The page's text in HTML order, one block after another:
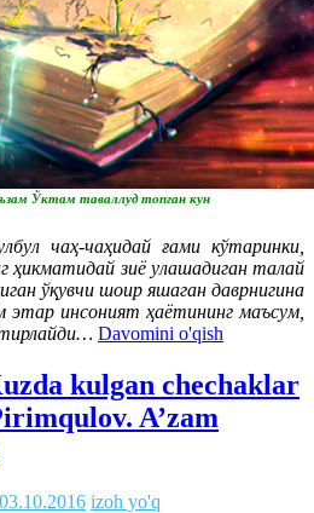
Ўктам таваллуд топган кун
чаҳ-чаҳидай ғами кўтаринки,
ҳикматидай зиё улашадиган талай
ўқувчи шоир яшаган даврнигина
инсоният ҳаётининг маъсум,
Davomini o'qish
kulgan chechaklar
A’zam
03.10.2016 izoh yo'q